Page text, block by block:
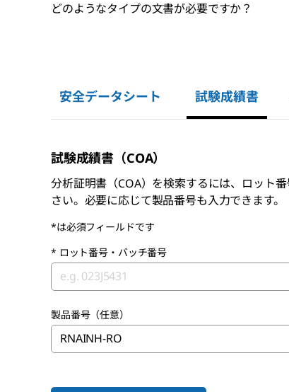
どのようなタイプの文書が必要ですか？
安全データシート 試験成績書
試験成績書（COA）
分析証明書（COA）を検索するには、ロット
さい。必要に応じて製品番号も入力できます。
*は必須フィールドです
* ロット番号・バッチ番号
製品番号（任意）